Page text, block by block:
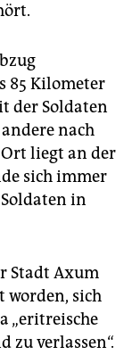
85 Kilometer
der Soldaten
nach
liegt an der
sich immer
in
Stadt Axum
worden, sich
„eritreische
zu verlassen“.